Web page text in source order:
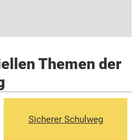
Themen der
Sicherer Schulweg